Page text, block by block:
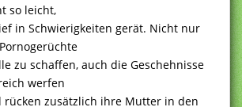
so leicht,
in Schwierigkeiten gerät. Nicht nur
zu schaffen, auch die Geschehnisse
werfen
rücken zusätzlich ihre Mutter in den